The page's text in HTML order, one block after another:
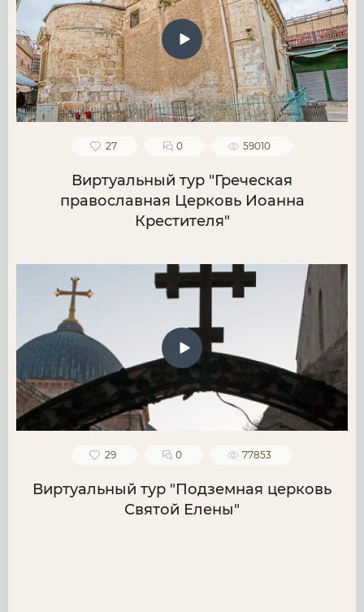
27 0 59010
Виртуальный тур "Греческая
православная Церковь Иоанна
Крестителя"
29 0 77853
Виртуальный тур "Подземная церковь
Святой Елены"